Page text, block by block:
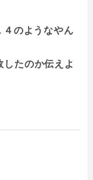
のようなやん
たのか伝えよ